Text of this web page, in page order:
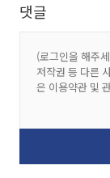
댓글